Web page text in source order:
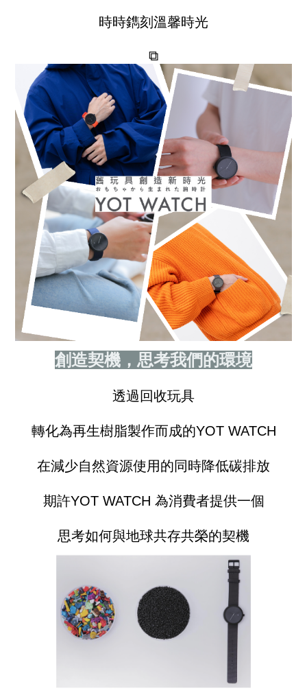
時時鐫刻溫馨時光
⧉
創造契機，思考我們的環境
透過回收玩具
轉化為再生樹脂製作而成的YOT WATCH
在減少自然資源使用的同時降低碳排放
期許YOT WATCH 為消費者提供一個
思考如何與地球共存共榮的契機